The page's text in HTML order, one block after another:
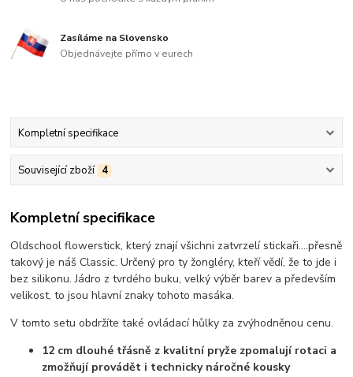
Zasíláme na Slovensko
Objednávejte přímo v eurech
Kompletní specifikace
Související zboží 4
Kompletní specifikace
Oldschool flowerstick, který znají všichni zatvrzelí stickaři....přesně
takový je náš Classic. Určený pro ty žongléry, kteří vědí, že to jde i
bez silikonu. Jádro z tvrdého buku, velký výběr barev a především
velikost, to jsou hlavní znaky tohoto masáka.
V tomto setu obdržíte také ovládací hůlky za zvýhodněnou cenu.
12 cm dlouhé třásně z kvalitní pryže zpomalují rotaci a
zmožňují provádět i technicky náročné kousky